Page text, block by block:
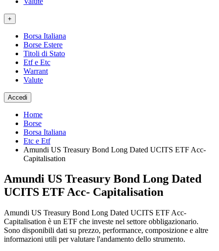
+
Borsa Italiana
Borse Estere
Titoli di Stato
Etf e Etc
Warrant
Valute
Accedi
Home
Borse
Borsa Italiana
Etc e Etf
Amundi US Treasury Bond Long Dated UCITS ETF Acc-
Capitalisation
Amundi US Treasury Bond Long Dated
UCITS ETF Acc- Capitalisation
Amundi US Treasury Bond Long Dated UCITS ETF Acc-
Capitalisation è un ETF che investe nel settore obbligazionario.
Sono disponibili dati su prezzo, performance, composizione e altre
informazioni utili per valutare l'andamento dello strumento.